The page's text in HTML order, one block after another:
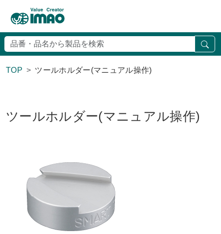
TOP ツールホルダー(マニュアル操作)
ツールホルダー(マニュアル操作)